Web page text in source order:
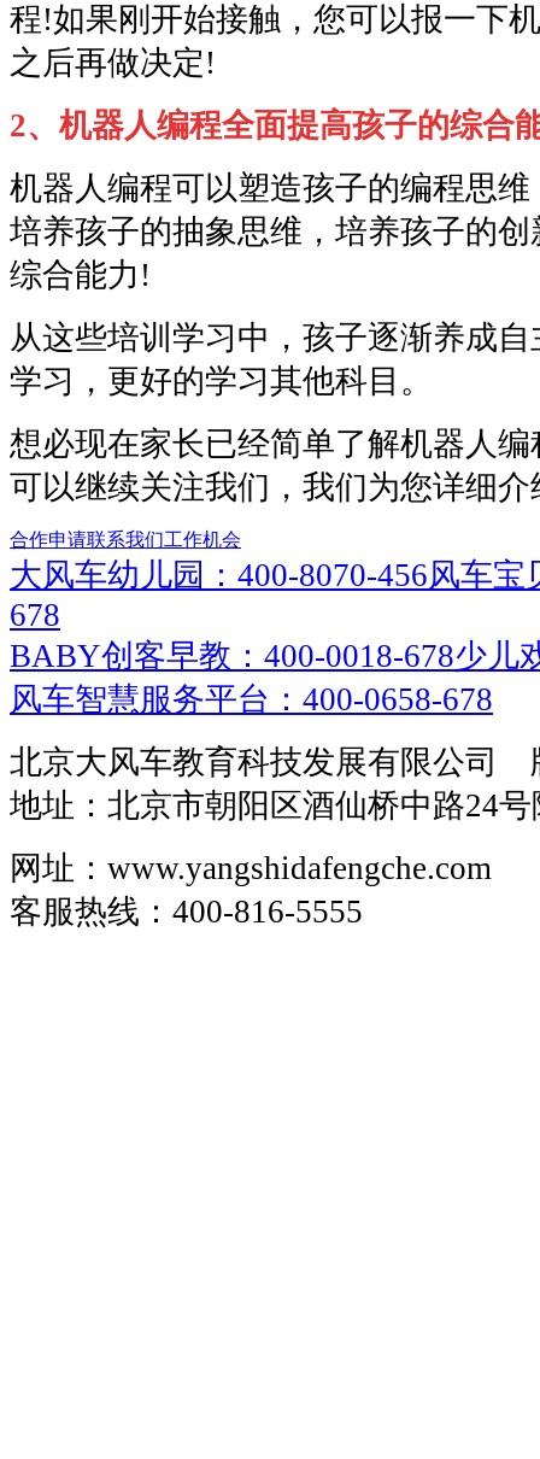
程!如果刚开始接触，您可以报一下
之后再做决定!
2、机器人编程全面提高孩子的综合
机器人编程可以塑造孩子的编程思
培养孩子的抽象思维，培养孩子的
综合能力!
从这些培训学习中，孩子逐渐养成
学习，更好的学习其他科目。
想必现在家长已经简单了解机器人
可以继续关注我们，我们为您详细介
合作申请联系我们工作机会
大风车幼儿园：400-8070-456风车宝
678
BABY创客早教：400-0018-678少儿
风车智慧服务平台：400-0658-678
北京大风车教育科技发展有限公司
地址：北京市朝阳区酒仙桥中路24
网址：www.yangshidafengche.com
客服热线：400-816-5555